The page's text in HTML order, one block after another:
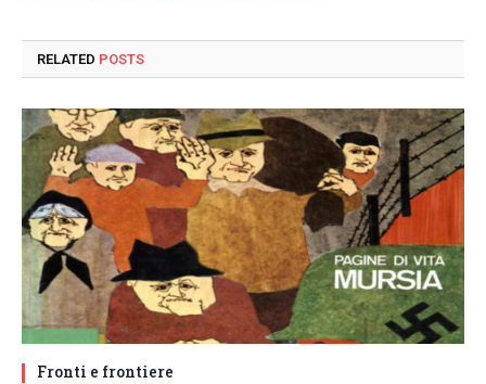
RELATED POSTS
Fronti e frontiere